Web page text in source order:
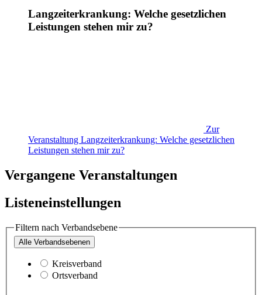
Langzeiterkrankung: Welche gesetzlichen
Leistungen stehen mir zu?
Zur
Veranstaltung Langzeiterkrankung: Welche gesetzlichen
Leistungen stehen mir zu?
Vergangene Veranstaltungen
Listeneinstellungen
Filtern nach Verbandsebene
Alle Verbandsebenen
Kreisverband
Ortsverband